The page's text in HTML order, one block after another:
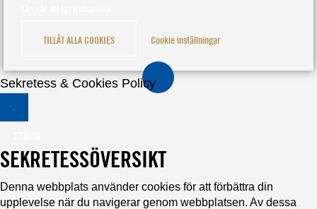
TILLÅT ALLA COOKIES Cookie inställningar
Sekretess & Cookies Policy
SEKRETESSÖVERSIKT
Denna webbplats använder cookies för att förbättra din
upplevelse när du navigerar genom webbplatsen. Av dessa